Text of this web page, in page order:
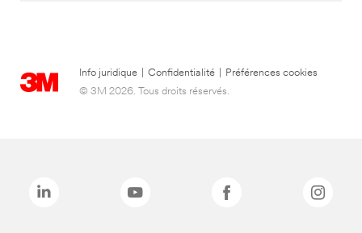
Info juridique Confidentialité
Préférences cookies
© 3M 2026. Tous droits réservés.